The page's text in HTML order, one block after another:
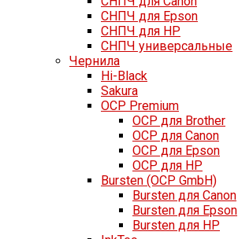
СНПЧ для Epson
СНПЧ для HP
СНПЧ универсальные
Чернила
Hi-Black
Sakura
OCP Premium
OCP для Brother
OCP для Canon
OCP для Epson
OCP для HP
Bursten (OCP GmbH)
Bursten для Canon
Bursten для Epson
Bursten для HP